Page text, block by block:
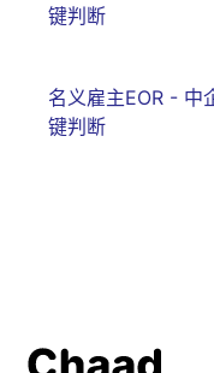
键判断
名义雇主EOR - 中
键判断